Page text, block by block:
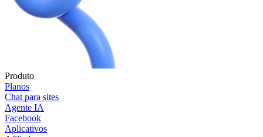
Produto
Planos
Chat para sites
Agente IA
Facebook
Aplicativos